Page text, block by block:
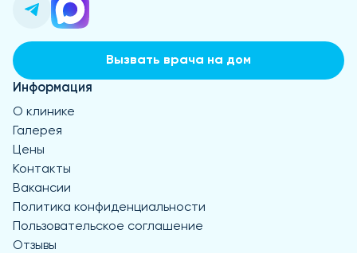
Вызвать врача на дом
Информация
О клинике
Галерея
Цены
Контакты
Вакансии
Политика конфиденциальности
Пользовательское соглашение
Отзывы